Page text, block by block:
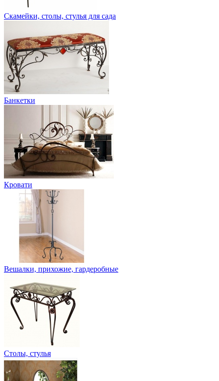
Скамейки, столы, стулья для сада
Банкетки
Кровати
Вешалки, прихожие, гардеробные
Столы, стулья